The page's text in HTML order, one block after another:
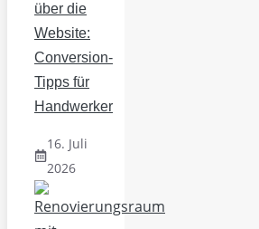
über die
Website:
Conversion-
Tipps für
Handwerker
16. Juli
2026